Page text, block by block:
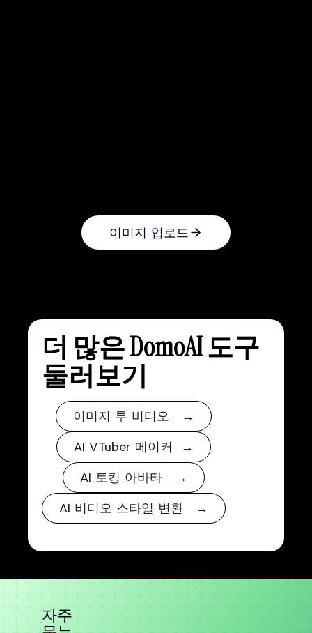
이미지 업로드
더 많은 DomoAI 도구
둘러보기
이미지 투 비디오 →
AI VTuber 메이커 →
AI 토킹 아바타 →
AI 비디오 스타일 변환 →
자주